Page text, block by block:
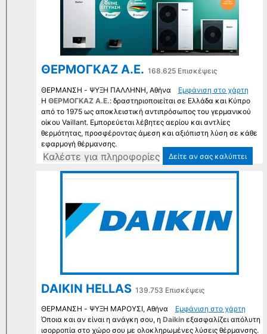
ΘΕΡΜΟΓΚΑΖ Α.Ε. 168.625 Επισκέψεις
Εμφάνιση στο χάρτη
Η ΘΕΡΜΟΓΚΑΖ Α.Ε.: δραστηριοποιείται σε Ελλάδα και Κύπρο
από το 1975 ως αποκλειστική αντιπρόσωπος του γερμανικού
οίκου Vaillant. Εμπορεύεται λέβητες αερίου και αντλίες
θερμότητας, προσφέροντας άμεση και αξιόπιστη λύση σε κάθε
εφαρμογή θέρμανσης.
Kαλέστε για πληροφορίες Δείτε αν σας καλύπτει
DAIKIN HELLAS 139.753 Επισκέψεις
Εμφάνιση στο χάρτη
Όποια και αν είναι η ανάγκη σου, η Daikinεξασφαλίζει απόλυτη
ισορροπία στο χώρο σου με ολοκληρωμένες λύσεις θέρμανσης.